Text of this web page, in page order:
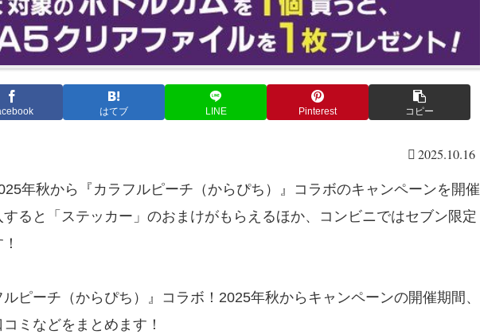
はてブ LINE Pinterest コピー
2025.10.16
年秋から『カラフルピーチ（からぴち）』コラボのキャンペーンを開催
ると「ステッカー」のおまけがもらえるほか、コンビニではセブン限定
ピーチ（からぴち）』コラボ！2025年秋からキャンペーンの開催期間、
ミなどをまとめます！